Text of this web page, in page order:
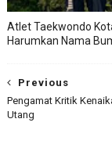
Atlet Taekwondo
Harumkan Nama
Previous
Pengamat Kritik
Utang